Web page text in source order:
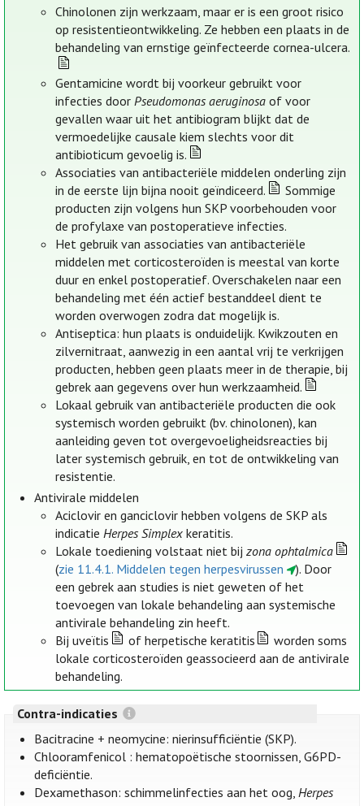
Chinolonen zijn werkzaam, maar er is een groot risico
op resistentieontwikkeling. Ze hebben een plaats in de
behandeling van ernstige geïnfecteerde cornea-ulcera.
Gentamicine wordt bij voorkeur gebruikt voor
infecties doorPseudomonas aeruginosa of voor
gevallen waar uit het antibiogram blijkt dat de
vermoedelijke causale kiem slechts voor dit
antibioticum gevoelig is.
Associaties van antibacteriële middelen onderling zijn
in de eerste lijn bijna nooit geïndiceerd.
Sommige
producten zijn volgens hun SKP voorbehouden voor
de profylaxe van postoperatieve infecties.
Het gebruik van associaties van antibacteriële
middelen met corticosteroïden is meestal van korte
duur en enkel postoperatief. Overschakelen naar een
behandeling met één actief bestanddeel dient te
worden overwogen zodra dat mogelijk is.
Antiseptica: hun plaats is onduidelijk. Kwikzouten en
zilvernitraat, aanwezig in een aantal vrij te verkrijgen
producten, hebben geen plaats meer in de therapie, bij
gebrek aan gegevens over hun werkzaamheid.
Lokaal gebruik van antibacteriële producten die ook
systemisch worden gebruikt (bv. chinolonen), kan
aanleiding geven tot overgevoeligheidsreacties bij
later systemisch gebruik, en tot de ontwikkeling van
resistentie.
Antivirale middelen
Aciclovir en ganciclovir hebben volgens de SKP als
indicatieHerpes Simplex keratitis.
Lokale toediening volstaat niet bijzona ophtalmica
(zie 11.4.1. Middelen tegen herpesvirussen
). Door
een gebrek aan studies is niet geweten of het
toevoegen van lokale behandeling aan systemische
antivirale behandeling zin heeft.
Bij uveïtis
of herpetische keratitis
worden soms
lokale corticosteroïden geassocieerd aan de antivirale
behandeling.
Contra-indicaties
Bacitracine + neomycine: nierinsufficiëntie (SKP).
Chlooramfenicol : hematopoëtische stoornissen, G6PD-
deficiëntie.
Dexamethason: schimmelinfecties aan het oog,Herpes